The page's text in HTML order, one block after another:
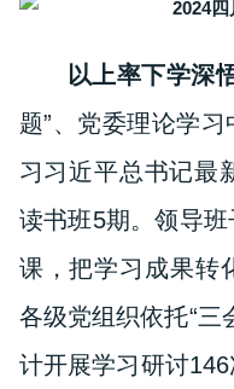
以上率下学深
题”、党委理论学
习习近平总书记最
读书班5期。领导
课，把学习成果转
各级党组织依托“三
计开展学习研讨